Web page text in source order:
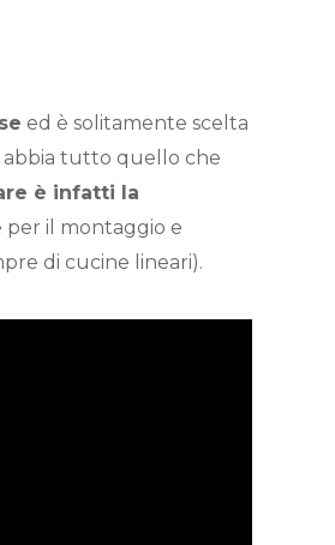
ed è solitamente scelta
abbia tutto quello che
è infatti la
per il montaggio e
di cucine lineari).